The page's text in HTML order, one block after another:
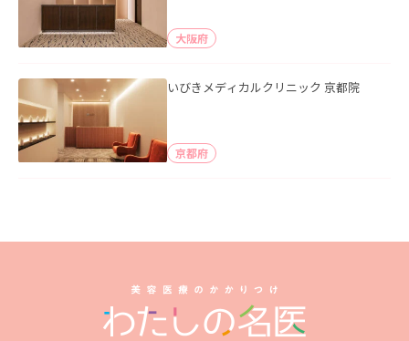
大阪府
いびきメディカルクリニック 京都院
京都府